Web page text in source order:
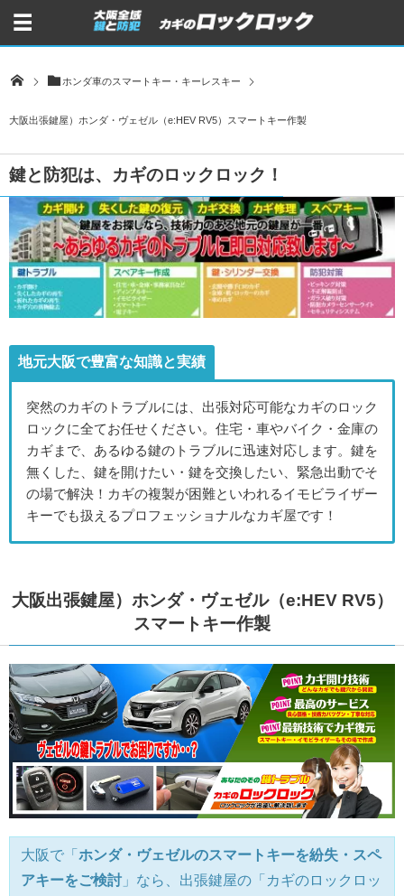
ホンダ車のスマートキー・キーレスキー
大阪出張鍵屋）ホンダ・ヴェゼル（e:HEV RV5）スマートキー作製
鍵と防犯は、カギのロックロック！
地元大阪で豊富な知識と実績
突然のカギのトラブルには、出張対応可能なカギのロック
ロックに全てお任せください。住宅・車やバイク・金庫の
カギまで、あるゆる鍵のトラブルに迅速対応します。鍵を
無くした、鍵を開けたい・鍵を交換したい、緊急出動でそ
の場で解決！カギの複製が困難といわれるイモビライザー
キーでも扱えるプロフェッショナルなカギ屋です！
大阪出張鍵屋）ホンダ・ヴェゼル（e:HEV RV5）
スマートキー作製
大阪で「 ホンダ・ヴェゼルのスマートキーを紛失・スペ
アキーをご検討 」なら、出張鍵屋の「カギのロックロッ